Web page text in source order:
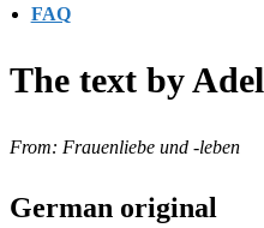
FAQ
The text by
From: Frauenliebe und -leben
German original